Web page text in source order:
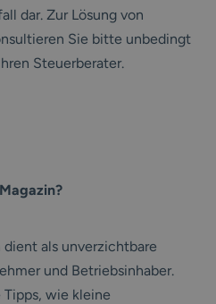
dar. Zur Lösung von
Sie bitte unbedingt
Steuerberater.
als unverzichtbare
und Betriebsinhaber.
wie kleine